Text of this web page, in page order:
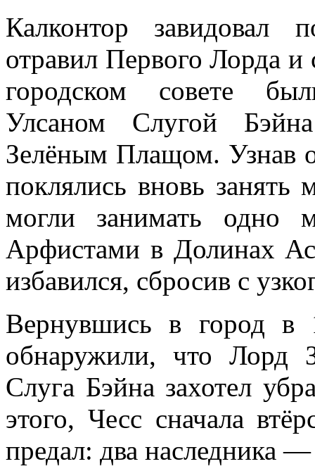
Калконтор
завидовал
отравил Первого Лорда и
городском совете
Улсаном Слугой
Зелёным Плащом. Узнав
поклялись вновь занять
могли занимать одно
Арфистами в Долинах
избавился, сбросив с
Вернувшись в город
обнаружили, что Лорд
Слуга Бэйна захотел
этого, Чесс сначала
предал: два наследника